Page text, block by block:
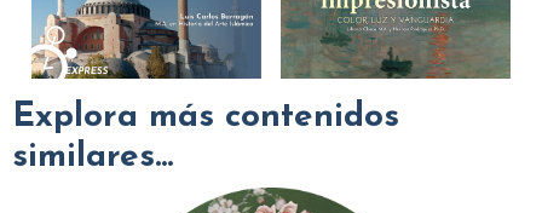
Explora más contenidos
similares...